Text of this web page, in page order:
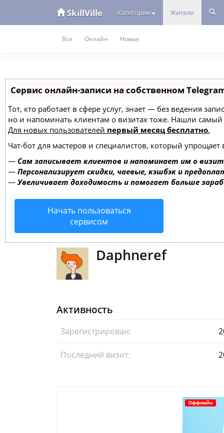
SkillVille Категории Жители
Все Онлайн Новые
Сервис онлайн-записи на собственном
Тот, кто работает в сфере услуг, знает — без ведения
но и напоминать клиентам о визитах тоже. Нашли
Для новых пользователей первый месяц бесплатно.
Чат-бот для мастеров и специалистов, который упрощает
— Сам записывает клиентов и напоминает им о
— Персонализирует скидки, чаевые, кэшбэк и
— Увеличивает доходимость и помогает больше
Начать пользоваться
сервисом
Daphneref
Активность
Зарегистрирован:
Последний визит:
Оффлайн